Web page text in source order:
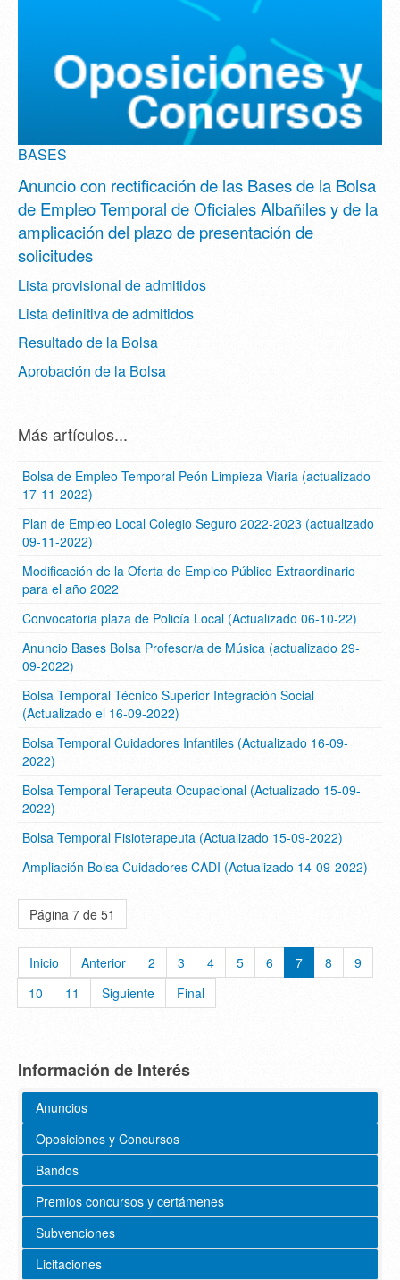
BASES
Anuncio con rectificación de las Bases de la Bolsa
de Empleo Temporal de Oficiales Albañiles y de la
amplicación del plazo de presentación de
solicitudes
Lista provisional de admitidos
Lista definitiva de admitidos
Resultado de la Bolsa
Aprobación de la Bolsa
Más artículos...
Bolsa de Empleo Temporal Peón Limpieza Viaria (actualizado
17-11-2022)
Plan de Empleo Local Colegio Seguro 2022-2023 (actualizado
09-11-2022)
Modificación de la Oferta de Empleo Público Extraordinario
para el año 2022
Convocatoria plaza de Policía Local (Actualizado 06-10-22)
Anuncio Bases Bolsa Profesor/a de Música (actualizado 29-
09-2022)
Bolsa Temporal Técnico Superior Integración Social
(Actualizado el 16-09-2022)
Bolsa Temporal Cuidadores Infantiles (Actualizado 16-09-
2022)
Bolsa Temporal Terapeuta Ocupacional (Actualizado 15-09-
2022)
Bolsa Temporal Fisioterapeuta (Actualizado 15-09-2022)
Ampliación Bolsa Cuidadores CADI (Actualizado 14-09-2022)
Página 7 de 51
Inicio Anterior 2 3 4 5 6 7 8
9
10
11 Siguiente Final
Información de Interés
Anuncios
Oposiciones y Concursos
Bandos
Premios concursos y certámenes
Subvenciones
Licitaciones